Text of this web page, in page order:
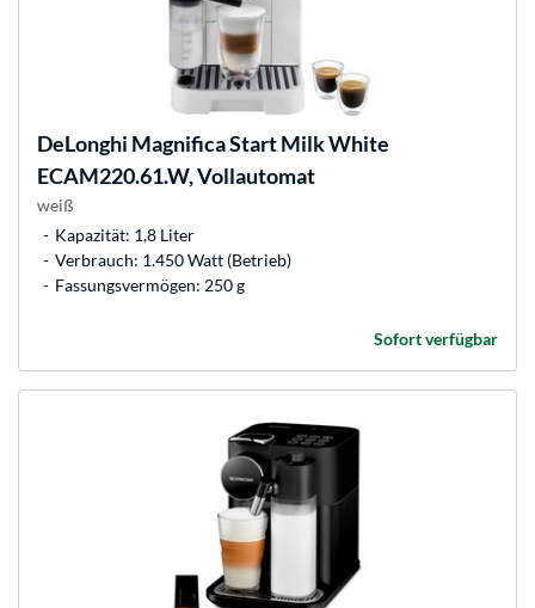
DeLonghi Magnifica Start Milk White
ECAM220.61.W, Vollautomat
weiß
Kapazität: 1,8 Liter
Verbrauch: 1.450 Watt (Betrieb)
Fassungsvermögen: 250 g
Sofort verfügbar